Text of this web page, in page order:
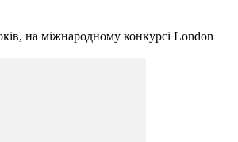
на міжнародному конкурсі London